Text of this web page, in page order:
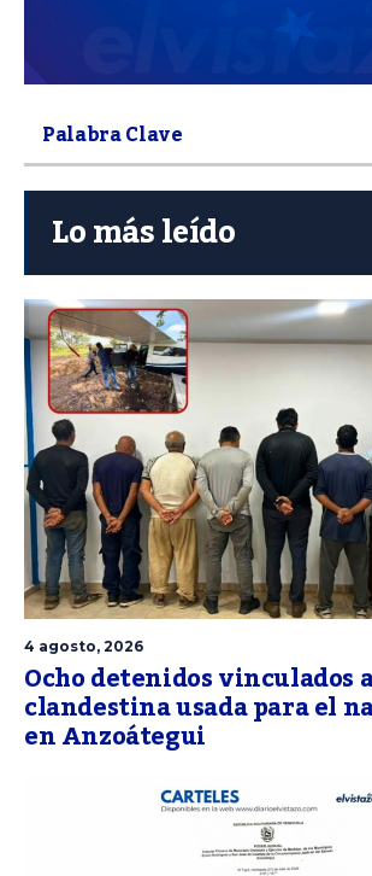
Lo más leído
4 agosto, 2026
Ocho detenidos vinculados
clandestina usada para el
en Anzoátegui